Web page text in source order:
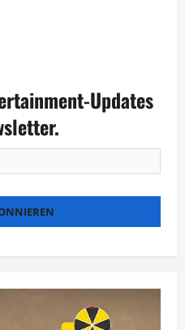
Updates